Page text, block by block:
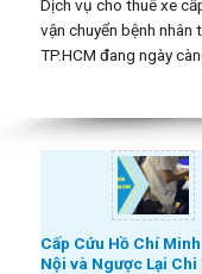
Dịch vụ cho thuê xe
vận chuyển bệnh nhân
TP.HCM đang ngày
Cấp Cứu Hồ Chí
Nội và Ngược Lại Chi